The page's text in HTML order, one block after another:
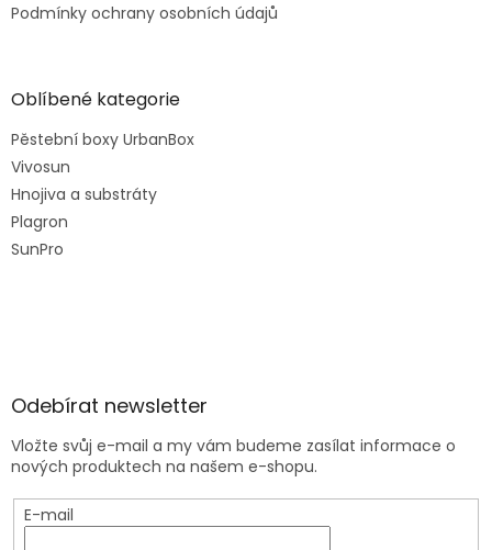
Podmínky ochrany osobních údajů
Oblíbené kategorie
Pěstební boxy UrbanBox
Vivosun
Hnojiva a substráty
Plagron
SunPro
Odebírat newsletter
Vložte svůj e-mail a my vám budeme zasílat informace o
nových produktech na našem e-shopu.
E-mail